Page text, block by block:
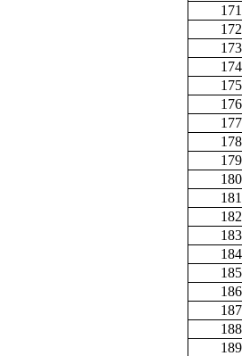
171
172
173
174
175
176
177
178
179
180
181
182
183
184
185
186
187
188
189